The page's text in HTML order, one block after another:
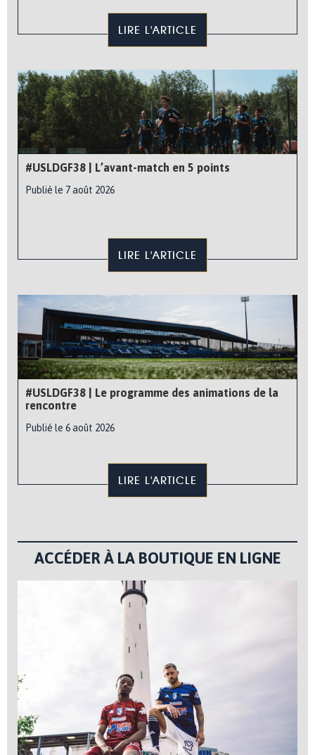
LIRE L'ARTICLE
#USLDGF38 | L’avant-match en 5 points
Publié le 7 août 2026
LIRE L'ARTICLE
#USLDGF38 | Le programme des animations de la
rencontre
Publié le 6 août 2026
LIRE L'ARTICLE
ACCÉDER À LA BOUTIQUE EN LIGNE